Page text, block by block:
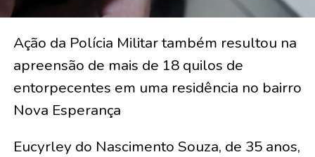
Ação da Polícia Militar também resultou na
apreensão de mais de 18 quilos de
entorpecentes em uma residência no bairro
Nova Esperança
Eucyrley do Nascimento Souza, de 35 anos,